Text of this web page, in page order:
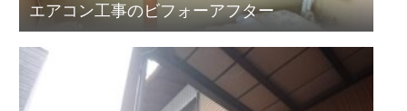
エアコン工事のビフォーアフター